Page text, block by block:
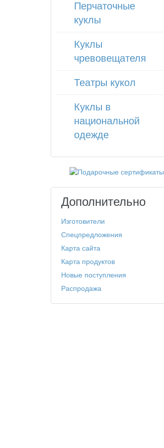
Перчаточные
куклы
Куклы
чревовещателя
Театры кукол
Куклы в
национальной
одежде
Дополнительно
Изготовители
Спецпредложения
Карта сайта
Карта продуктов
Новые поступления
Распродажа